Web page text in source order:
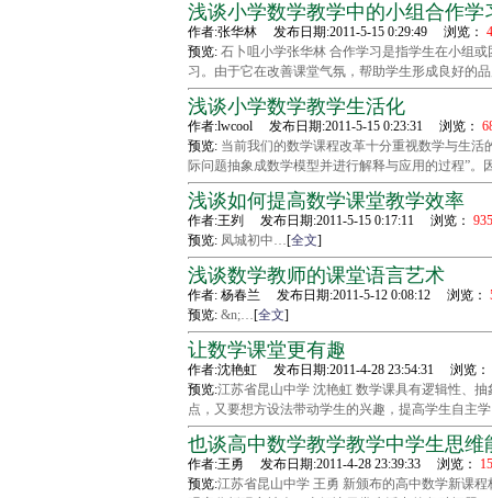
浅谈小学数学教学中的小组合作学
作者:张华林 发布日期:2011-5-15 0:29:49 浏览：
预览: 石卜咀小学张华林 合作学习是指学生在小组
习。由于它在改善课堂气氛，帮助学生形成良好的
浅谈小学数学教学生活化
作者:lwcool 发布日期:2011-5-15 0:23:31 浏览：
预览: 当前我们的数学课程改革十分重视数学与生
际问题抽象成数学模型并进行解释与应用的过程”。
浅谈如何提高数学课堂教学效率
作者:王刿 发布日期:2011-5-15 0:17:11 浏览： 935
预览: 凤城初中…[全文]
浅谈数学教师的课堂语言艺术
作者: 杨春兰 发布日期:2011-5-12 0:08:12 浏览：
预览: &n;…[全文]
让数学课堂更有趣
作者:沈艳虹 发布日期:2011-4-28 23:54:31 浏览：
预览:江苏省昆山中学 沈艳虹 数学课具有逻辑性、
点，又要想方设法带动学生的兴趣，提高学生自主
也谈高中数学教学教学中学生思维
作者:王勇 发布日期:2011-4-28 23:39:33 浏览：
预览:江苏省昆山中学 王勇 新颁布的高中数学新课